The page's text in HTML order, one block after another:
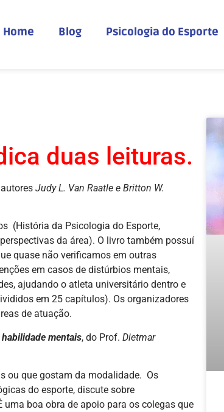
Home Blog Psicologia do Esporte
duas leituras.
Judy L. Van Raatle e Britton W.
(História da Psicologia do Esporte,
da área). O livro também possuí
quase não verificamos em outras
em casos de distúrbios mentais,
ajudando o atleta universitário dentro e
em 25 capítulos). Os organizadores
de atuação.
mentais, do Prof. Dietmar
ou que gostam da modalidade. Os
do esporte, discute sobre
boa obra de apoio para os colegas que